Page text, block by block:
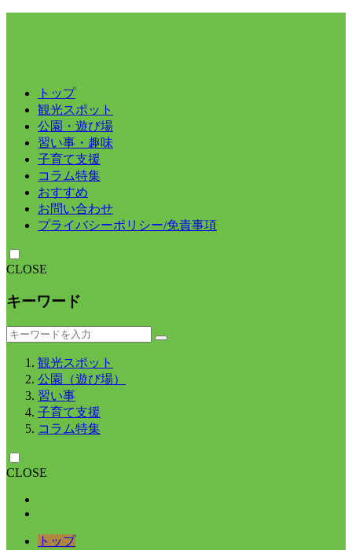
トップ
観光スポット
公園・遊び場
習い事・趣味
子育て支援
コラム特集
おすすめ
お問い合わせ
プライバシーポリシー/免責事項
CLOSE
キーワード
観光スポット
公園（遊び場）
習い事
子育て支援
コラム特集
CLOSE
トップ